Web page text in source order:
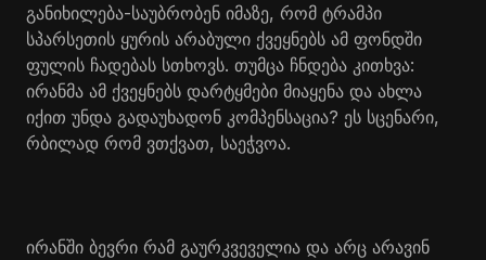
განიხილება-საუბრობენ იმაზე, რომ ტრამპი
სპარსეთის ყურის არაბული ქვეყნებს ამ ფონდში
ფულის ჩადებას სთხოვს. თუმცა ჩნდება კითხვა:
ირანმა ამ ქვეყნებს დარტყმები მიაყენა და ახლა
იქით უნდა გადაუხადონ კომპენსაცია? ეს სცენარი,
რბილად რომ ვთქვათ, საეჭვოა.
ირანში ბევრი რამ გაურკვეველია და არც არავინ